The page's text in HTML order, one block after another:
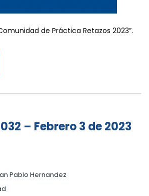
de Práctica Retazos 2023”.
– Febrero 3 de 2023
Pablo Hernandez